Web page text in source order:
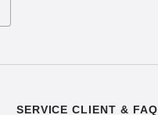
SERVICE CLIENT & FAQ